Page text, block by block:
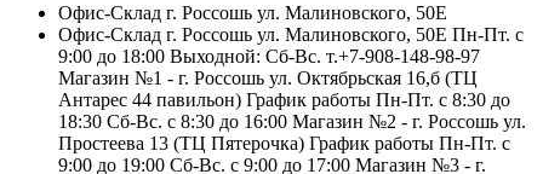
Офис-Склад г. Россошь ул. Малиновского, 50Е
Офис-Склад г. Россошь ул. Малиновского, 50Е Пн-Пт. с
9:00 до 18:00 Выходной: Сб-Вс. т.+7-908-148-98-97
Магазин №1 - г. Россошь ул. Октябрьская 16,б (ТЦ
Антарес 44 павильон) График работы Пн-Пт. с 8:30 до
18:30 Сб-Вс. с 8:30 до 16:00 Магазин №2 - г. Россошь ул.
Простеева 13 (ТЦ Пятерочка) График работы Пн-Пт. с
9:00 до 19:00 Сб-Вс. с 9:00 до 17:00 Магазин №3 - г.